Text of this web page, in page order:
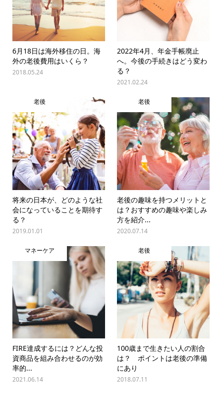
6月18日は海外移住の日。海
外の老後費用はいくら？
2018.05.24
2022年4月、年金手帳廃止
へ。今後の手続きはどう変わ
る？
2021.02.24
老後
将来の日本が、どのような社
会になっていることを期待す
る？
2019.01.01
老後
老後の趣味を持つメリットと
は？おすすめの趣味や楽しみ
方を紹介...
2020.07.14
マネーケア
FIRE達成するには？どんな投
資商品を組み合わせるのが効
率的...
2021.06.14
老後
100歳まで生きたい人の割合
は？ ポイントは老後の準備
にあり
2018.07.11